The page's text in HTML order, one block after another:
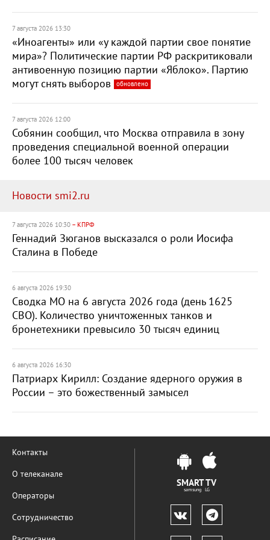
7 августа 2026 13:30
«Иноагенты» или «у каждой партии свое понятие
мира»? Политические партии РФ раскритиковали
антивоенную позицию партии «Яблоко». Партию
могут снять выборов
обновлено
7 августа 2026 12:00
Собянин сообщил, что Москва отправила в зону
проведения специальной военной операции
более 100 тысяч человек
Новости smi2.ru
7 августа 2026 10:30 – КПРФ
Геннадий Зюганов высказался о роли Иосифа
Сталина в Победе
6 августа 2026 19:30
Сводка МО на 6 августа 2026 года (день 1625
СВО). Количество уничтоженных танков и
бронетехники превысило 30 тысяч единиц
6 августа 2026 16:30
Патриарх Кирилл: Создание ядерного оружия в
России – это божественный замысел
Контакты
О телеканале
Операторы
Сотрудничество
SMART TV
samsung LG